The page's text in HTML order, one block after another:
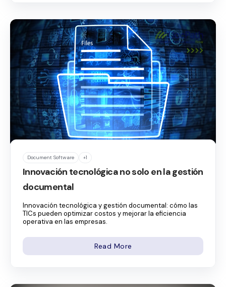
Document Software +1
Innovación tecnológica no solo en la gestión
documental
Innovación tecnológica y gestión documental: cómo las
TICs pueden optimizar costos y mejorar la eficiencia
operativa en las empresas.
Read More